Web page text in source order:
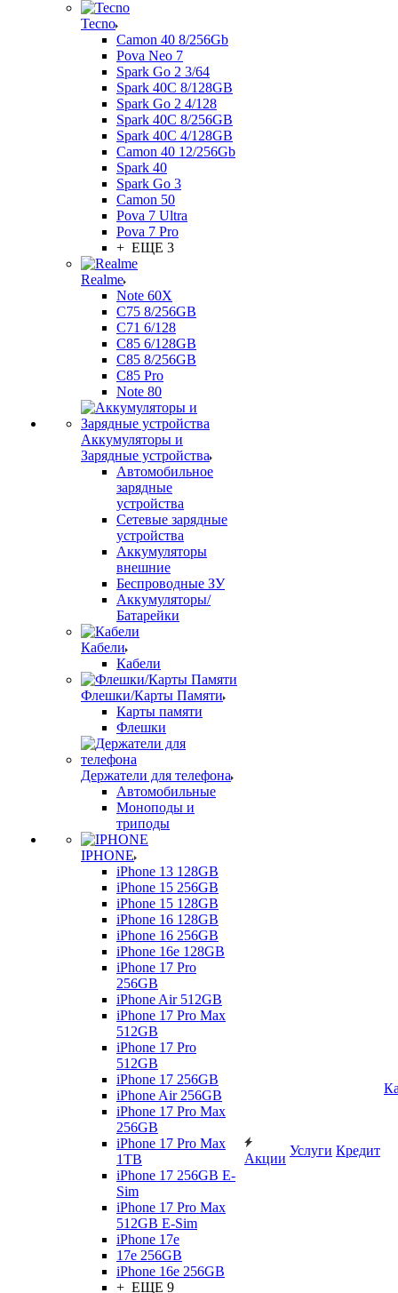
Tecno
Camon 40 8/256Gb
Pova Neo 7
Spark Go 2 3/64
Spark 40C 8/128GB
Spark Go 2 4/128
Spark 40C 8/256GB
Spark 40C 4/128GB
Camon 40 12/256Gb
Spark 40
Spark Go 3
Camon 50
Pova 7 Ultra
Pova 7 Pro
+ ЕЩЕ 3
Realme
Note 60X
C75 8/256GB
C71 6/128
C85 6/128GB
C85 8/256GB
C85 Pro
Note 80
Аккумуляторы и
Зарядные устройства
Автомобильное
зарядные
устройства
Сетевые зарядные
устройства
Аккумуляторы
внешние
Беспроводные ЗУ
Аккумуляторы/
Батарейки
Кабели
Кабели
Флешки/Карты Памяти
Карты памяти
Флешки
Держатели для телефона
Автомобильные
Моноподы и
триподы
IPHONE
iPhone 13 128GB
iPhone 15 256GB
iPhone 15 128GB
iPhone 16 128GB
iPhone 16 256GB
iPhone 16e 128GB
iPhone 17 Pro
256GB
iPhone Air 512GB
iPhone 17 Pro Max
512GB
iPhone 17 Pro
512GB
iPhone 17 256GB
iPhone Air 256GB
iPhone 17 Pro Max
256GB
iPhone 17 Pro Max
1TB
iPhone 17 256GB E-
Sim
iPhone 17 Pro Max
512GB E-Sim
iPhone 17e
17e 256GB
iPhone 16e 256GB
+ ЕЩЕ 9
Акции
Услуги Кредит